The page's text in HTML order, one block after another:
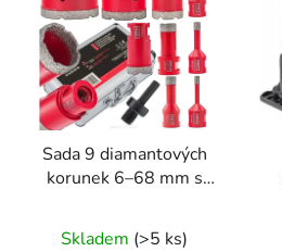
Sada 9 diamantových
korunek 6–68 mm s
Skladem (>5 ks)